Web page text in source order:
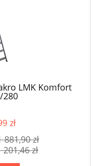
LMK Komfort
280
zł
881,90 zł
201,46 zł